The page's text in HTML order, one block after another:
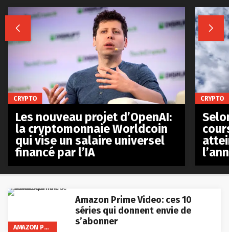
AMAZON PRIME VIDEO
Amazon Prime Video: ces 10
séries qui donnent envie de
s’abonner
 
CRYPTO
Les nouveau projet d’OpenAI:
la cryptomonnaie Worldcoin
qui vise un salaire universel
financé par l’IA
CRYPTO